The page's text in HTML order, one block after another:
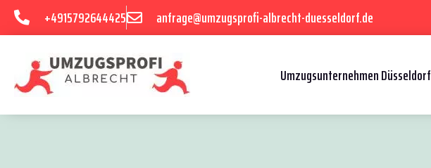
+4915792644425 anfrage@umzugsprofi-albrecht-duesseldorf.de
Umzugsunternehmen Düsseldorf